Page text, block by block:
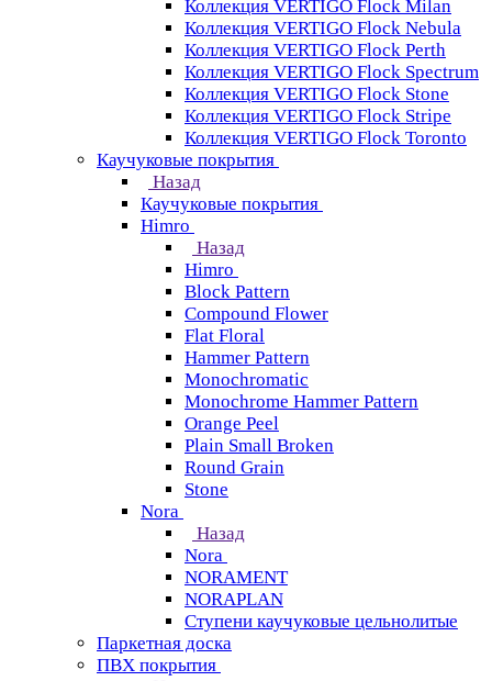
Коллекция VERTIGO Flock Milan
Коллекция VERTIGO Flock Nebula
Коллекция VERTIGO Flock Perth
Коллекция VERTIGO Flock Spectrum
Коллекция VERTIGO Flock Stone
Коллекция VERTIGO Flock Stripe
Коллекция VERTIGO Flock Toronto
Каучуковые покрытия
Назад
Каучуковые покрытия
Himro
Назад
Himro
Block Pattern
Compound Flower
Flat Floral
Hammer Pattern
Monochromatic
Monochrome Hammer Pattern
Orange Peel
Plain Small Broken
Round Grain
Stone
Nora
Назад
Nora
NORAMENT
NORAPLAN
Ступени каучуковые цельнолитые
Паркетная доска
ПВХ покрытия